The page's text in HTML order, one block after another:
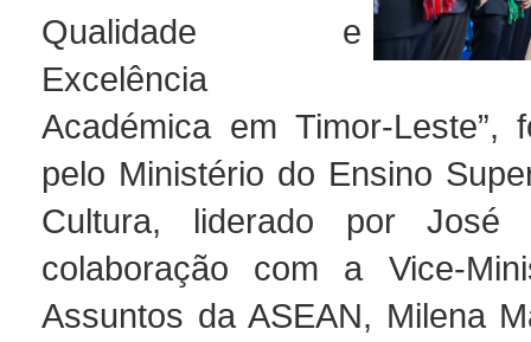
Qualidade e
Excelência
Académica em Timor-Leste”,
pelo Ministério do Ensino
Cultura, liderado por José
colaboração com a Vice-
Assuntos da ASEAN, Milena